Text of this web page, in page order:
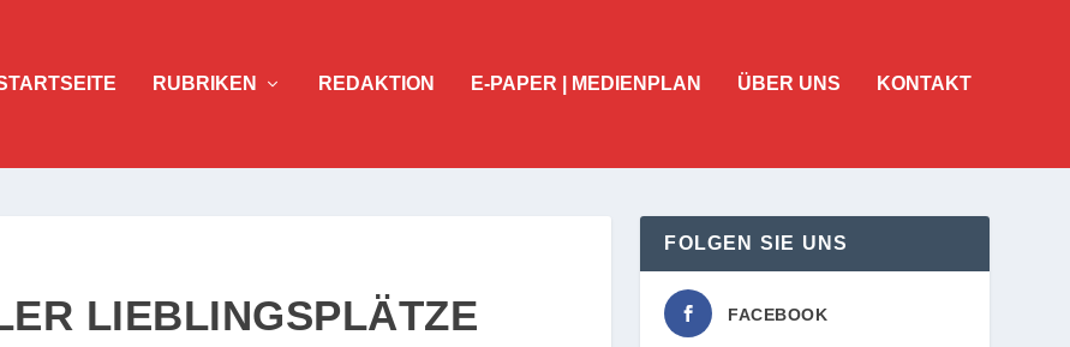
RUBRIKEN REDAKTION E-PAPER | MEDIENPLAN ÜBER UNS KONTAKT
LIEBLINGSPLÄTZE
FOLGEN SIE UNS
FACEBOOK